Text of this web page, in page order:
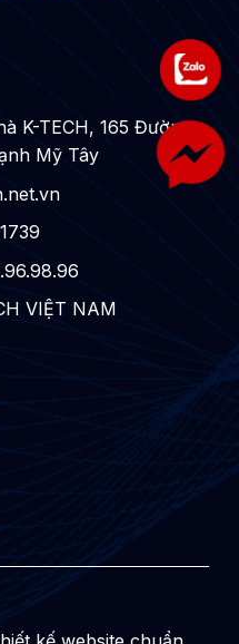
K-TECH, 165 Đường
Mỹ Tây
VIỆT NAM